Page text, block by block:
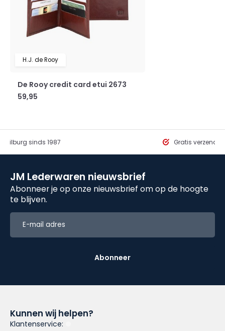
H.J. de Rooy
De Rooy credit card etui 2673
59,95
Tilburg sinds 1987 Gratis
JM Lederwaren nieuwsbrief
Abonneer je op onze nieuwsbrief om op de hoogte
te blijven.
Abonneer
Kunnen wij helpen?
Klantenservice: